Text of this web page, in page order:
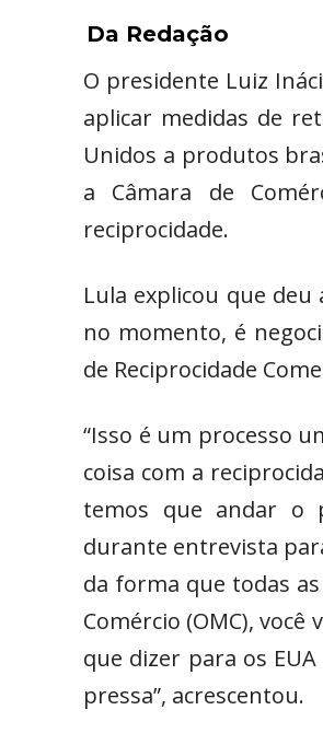
Da Redação
O presidente Luiz
aplicar medidas de
Unidos a produtos
a Câmara de
reciprocidade.
Lula explicou que
no momento, é
de Reciprocidade
“Isso é um processo
coisa com a
temos que andar o
durante entrevista
da forma que todas
Comércio (OMC),
que dizer para os
pressa”, acrescentou.